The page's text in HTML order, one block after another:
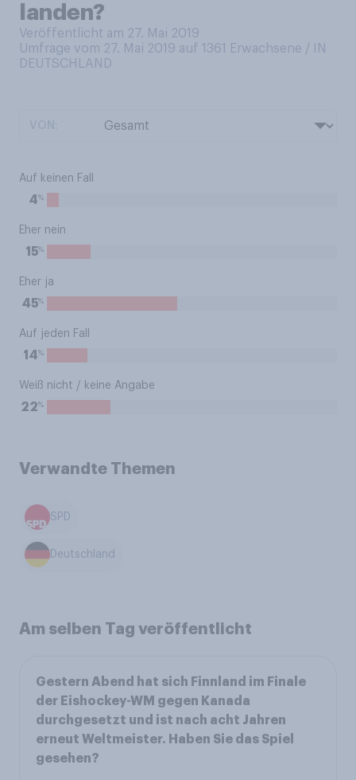
landen?
Veröffentlicht am 27. Mai 2019
Umfrage vom 27. Mai 2019 auf 1361
Erwachsene / IN
DEUTSCHLAND
Auf keinen Fall
4%
Eher nein
15%
Eher ja
45%
Auf jeden Fall
14%
Weiß nicht / keine Angabe
22%
Verwandte Themen
SPD
Deutschland
Am selben Tag veröffentlicht
Gestern Abend hat sich Finnland im Finale
der Eishockey-WM gegen Kanada
durchgesetzt und ist nach acht Jahren
erneut Weltmeister. Haben Sie das Spiel
gesehen?